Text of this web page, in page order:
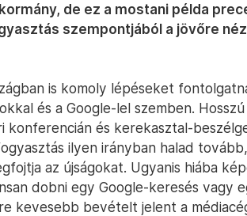
de ez a mostani példa
szempontjából a jövőre
is komoly lépéseket
és a Google-lel szemben.
konferencián és kerekasztal-
ilyen irányban halad
az újságokat. Ugyanis hiába
dobni egy Google-keresés vagy
kevesebb bevételt jelent a